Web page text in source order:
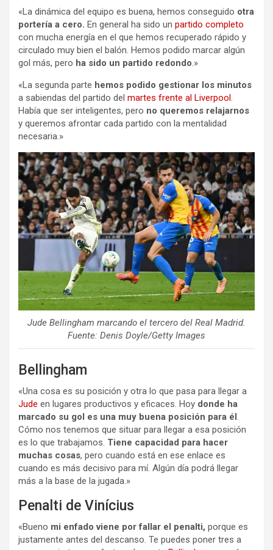
«La dinámica del equipo es buena, hemos conseguido otra
portería a cero. En general ha sido un partido completo
con mucha energía en el que hemos recuperado rápido y
circulado muy bien el balón. Hemos podido marcar algún
gol más, pero ha sido un partido redondo.»
«La segunda parte hemos podido gestionar los minutos
a sabiendas del partido del martes frente al Liverpool .
Había que ser inteligentes, pero no queremos relajarnos
y queremos afrontar cada partido con la mentalidad
necesaria.»
Jude Bellingham marcando el tercero del Real Madrid.
Fuente: Denis Doyle/Getty Images
Bellingham
«Una cosa es su posición y otra lo que pasa para llegar a
Jude en lugares productivos y eficaces. Hoy donde ha
marcado su gol es una muy buena posición para él.
Cómo nos tenemos que situar para llegar a esa posición
es lo que trabajamos. Tiene capacidad para hacer
muchas cosas, pero cuando está en ese enlace es
cuando es más decisivo para mí. Algún día podrá llegar
más a la base de la jugada.»
Penalti de Vinícius
«Bueno mi enfado viene por fallar el penalti, porque es
justamente antes del descanso. Te puedes poner tres a